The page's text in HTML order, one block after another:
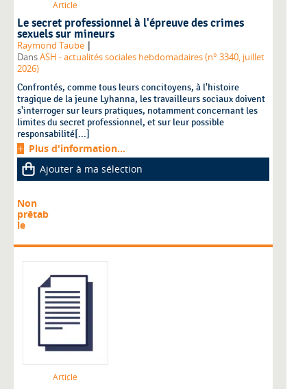
Article
Le secret professionnel à l'épreuve des crimes
sexuels sur mineurs
Raymond Taube |
DansASH - actualités sociales hebdomadaires (n° 3340, juillet
2026)
Confrontés, comme tous leurs concitoyens, à l'histoire
tragique de la jeune Lyhanna, les travailleurs sociaux doivent
s'interroger sur leurs pratiques, notamment concernant les
limites du secret professionnel, et sur leur possible
responsabilité[...]
Plus d'information...
Ajouter à ma sélection
Non
prêtab
le
Article